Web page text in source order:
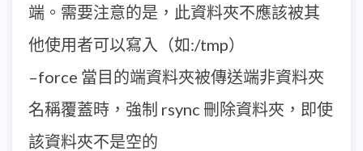
端。需要注意的是，此資料夾不應該被其
他使用者可以寫入（如:/tmp）
–force 當目的端資料夾被傳送端非資料夾
名稱覆蓋時，強制 rsync 刪除資料夾，即使
該資料夾不是空的